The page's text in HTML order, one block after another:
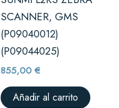
SCANNER, GMS
(P09040012)
(P09044025)
855,00€
Añadir al carrito